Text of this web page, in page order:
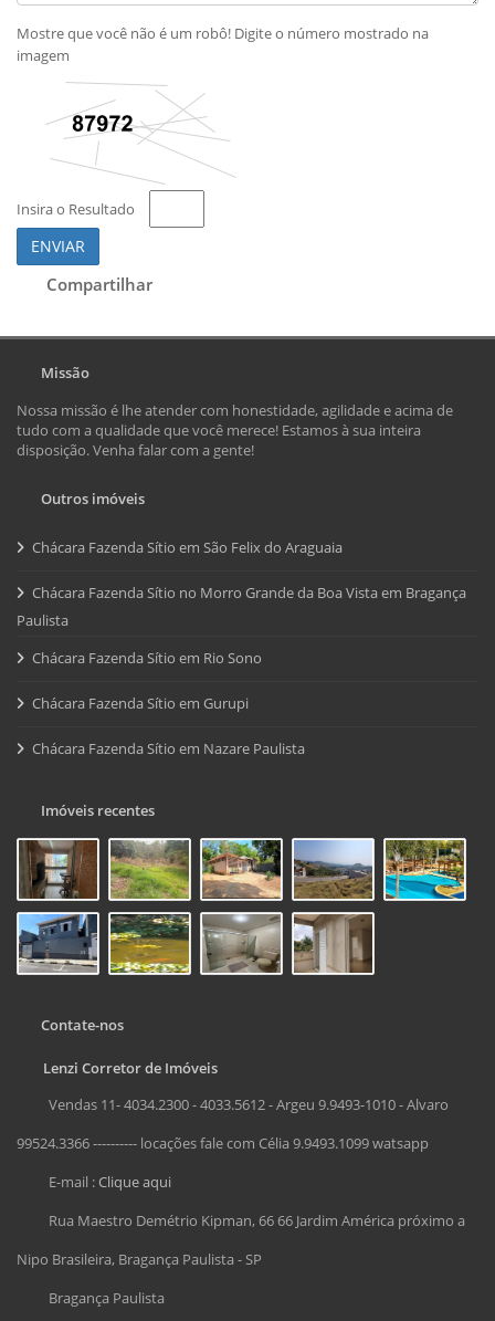
Mostre que você não é um robô! Digite o número mostrado na
imagem
Insira o Resultado
ENVIAR
Compartilhar
Missão
Nossa missão é lhe atender com honestidade, agilidade e acima de
tudo com a qualidade que você merece! Estamos à sua inteira
disposição. Venha falar com a gente!
Outros imóveis
Chácara Fazenda Sítio em São Felix do Araguaia
Chácara Fazenda Sítio no Morro Grande da Boa Vista em Bragança
Paulista
Chácara Fazenda Sítio em Rio Sono
Chácara Fazenda Sítio em Gurupi
Chácara Fazenda Sítio em Nazare Paulista
Imóveis recentes
Contate-nos
Lenzi Corretor de Imóveis
Vendas 11- 4034.2300 - 4033.5612 - Argeu 9.9493-1010 - Alvaro
99524.3366 ---------- locações fale com Célia 9.9493.1099 watsapp
E-mail :Clique aqui
Rua Maestro Demétrio Kipman, 66 66 Jardim América próximo a
Nipo Brasileira, Bragança Paulista - SP
Bragança Paulista